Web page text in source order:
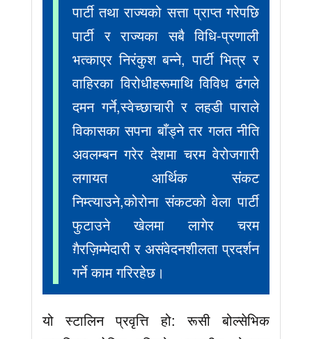
पार्टी तथा राज्यको सत्ता प्राप्त गरेपछि
पार्टी र राज्यका सबै विधि-प्रणाली
भत्काएर निरंकुश बन्ने, पार्टी भित्र र
वाहिरका विरोधीहरूमाथि विविध ढंगले
दमन गर्ने,स्वेच्छाचारी र लहडी पाराले
विकासका सपना बाँड्ने तर गलत नीति
अवलम्बन गरेर देशमा चरम वेरोजगारी
लगायत आर्थिक संकट
निम्त्याउने,कोरोना संकटको वेला पार्टी
फुटाउने खेलमा लागेर चरम
ग़ैरज़िम्मेदारी र असंवेदनशीलता प्रदर्शन
गर्ने काम गरिरहेछ।
यो स्टालिन प्रवृत्ति हो: रूसी बोल्सेभिक